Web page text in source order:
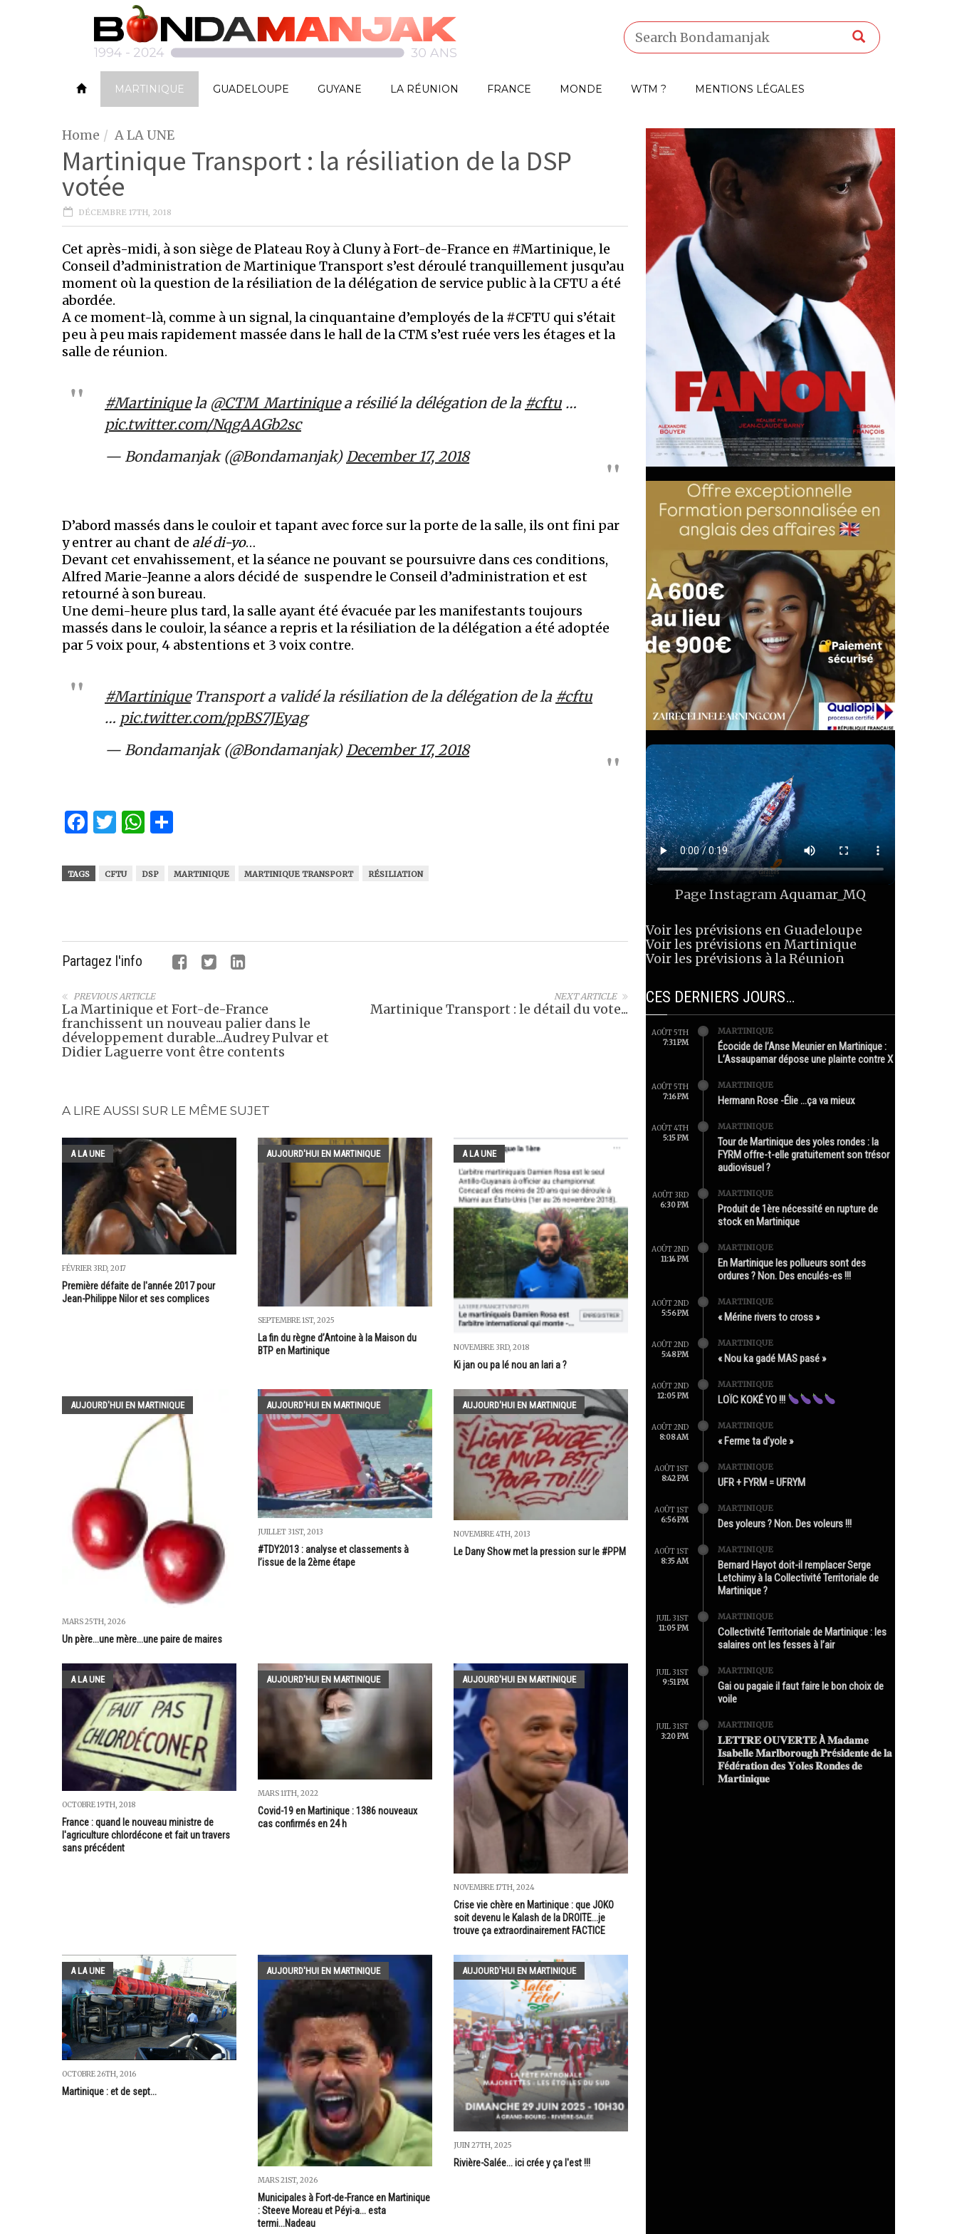
MARTINIQUE GUADELOUPE GUYANE LA RÉUNION FRANCE MONDE WTM ? MENTIONS LÉGALES
Home A LA UNE
Martinique Transport : la résiliation de la DSP
votée
DÉCEMBRE 17TH, 2018
Cet après-midi, à son siège de Plateau Roy à Cluny à Fort-de-France en #Martinique, le
Conseil d’administration de Martinique Transport s’est déroulé tranquillement jusqu’au
moment où la question de la résiliation de la délégation de service public à la CFTU a été
abordée.
A ce moment-là, comme à un signal, la cinquantaine d’employés de la #CFTU qui s’était
peu à peu mais rapidement massée dans le hall de la CTM s’est ruée vers les étages et la
salle de réunion.
#Martiniquela @CTM_Martiniquea résilié la délégation de la #cftu…
pic.twitter.com/NqgAAGb2sc
— Bondamanjak (@Bondamanjak) December 17, 2018
D’abord massés dans le couloir et tapant avec force sur la porte de la salle, ils ont fini par
y entrer au chant de alé di-yo…
Devant cet envahissement, et la séance ne pouvant se poursuivre dans ces conditions,
Alfred Marie-Jeanne a alors décidé de suspendre le Conseil d’administration et est
retourné à son bureau.
Une demi-heure plus tard, la salle ayant été évacuée par les manifestants toujours
massés dans le couloir, la séance a repris et la résiliation de la délégation a été adoptée
par 5 voix pour, 4 abstentions et 3 voix contre.
#MartiniqueTransport a validé la résiliation de la délégation de la #cftu
… pic.twitter.com/ppBS7JEyag
— Bondamanjak (@Bondamanjak) December 17, 2018
Facebook
Twitter
WhatsApp
TAGS CFTU DSP MARTINIQUE MARTINIQUE TRANSPORT RÉSILIATION
Partagez l'info
NEXT ARTICLE
Martinique Transport : le détail du vote...
PREVIOUS ARTICLE
La Martinique et Fort-de-France
franchissent un nouveau palier dans le
développement durable...Audrey Pulvar et
Didier Laguerre vont être contents
A LIRE AUSSI SUR LE MÊME SUJET
A LA UNE
FÉVRIER 3RD, 2017
Première défaite de l'année 2017 pour
Jean-Philippe Nilor et ses complices
AUJOURD'HUI EN MARTINIQUE
SEPTEMBRE 1ST, 2025
La fin du règne d’Antoine à la Maison du
BTP en Martinique
A LA UNE
NOVEMBRE 3RD, 2018
Ki jan ou pa lé nou an lari a ?
AUJOURD'HUI EN MARTINIQUE
MARS 25TH, 2026
Un père...une mère...une paire de maires
AUJOURD'HUI EN MARTINIQUE
JUILLET 31ST, 2013
#TDY2013 : analyse et classements à
l’issue de la 2ème étape
AUJOURD'HUI EN MARTINIQUE
NOVEMBRE 4TH, 2013
Le Dany Show met la pression sur le #PPM
A LA UNE
OCTOBRE 19TH, 2018
France : quand le nouveau ministre de
l'agriculture chlordécone et fait un travers
sans précédent
AUJOURD'HUI EN MARTINIQUE
MARS 11TH, 2022
Covid-19 en Martinique : 1386 nouveaux
cas confirmés en 24 h
AUJOURD'HUI EN MARTINIQUE
NOVEMBRE 17TH, 2024
Crise vie chère en Martinique : que JOKO
soit devenu le Kalash de la DROITE...je
trouve ça extraordinairement FACTICE
A LA UNE
OCTOBRE 26TH, 2016
Martinique : et de sept...
AUJOURD'HUI EN MARTINIQUE
MARS 21ST, 2026
Municipales à Fort-de-France en Martinique
: Steeve Moreau et Péyi-a... esta
termi...Nadeau
AUJOURD'HUI EN MARTINIQUE
JUIN 27TH, 2025
Rivière-Salée... ici crée y ça l'est !!!
Page InstagramAquamar_MQ
Voir les prévisions en Guadeloupe
Voir les prévisions en Martinique
Voir les prévisions à la Réunion
CES DERNIERS JOURS…
AOÛT 5TH
7:31 PM
MARTINIQUE
Écocide de l’Anse Meunier en Martinique :
L’Assaupamar dépose une plainte contre X
AOÛT 5TH
7:16 PM
MARTINIQUE
Hermann Rose -Élie …ça va mieux
AOÛT 4TH
5:15 PM
MARTINIQUE
Tour de Martinique des yoles rondes : la
FYRM offre-t-elle gratuitement son trésor
audiovisuel ?
AOÛT 3RD
6:30 PM
MARTINIQUE
Produit de 1ère nécessité en rupture de
stock en Martinique
AOÛT 2ND
11:14 PM
MARTINIQUE
En Martinique les pollueurs sont des
ordures ? Non. Des enculés-es !!!
AOÛT 2ND
5:56 PM
MARTINIQUE
« Mérine rivers to cross »
AOÛT 2ND
5:48 PM
MARTINIQUE
« Nou ka gadé MAS pasé »
AOÛT 2ND
12:05 PM
MARTINIQUE
LOÏC KOKÉ YO !!!
AOÛT 2ND
8:08 AM
MARTINIQUE
« Ferme ta d’yole »
AOÛT 1ST
8:42 PM
MARTINIQUE
UFR + FYRM = UFRYM
AOÛT 1ST
6:56 PM
MARTINIQUE
Des yoleurs ? Non. Des voleurs !!!
AOÛT 1ST
8:35 AM
MARTINIQUE
Bernard Hayot doit-il remplacer Serge
Letchimy à la Collectivité Territoriale de
Martinique ?
JUIL 31ST
11:05 PM
MARTINIQUE
Collectivité Territoriale de Martinique : les
salaires ont les fesses à l’air
JUIL 31ST
9:51 PM
MARTINIQUE
Gai ou pagaie il faut faire le bon choix de
voile
JUIL 31ST
3:20 PM
MARTINIQUE
𝐋𝐄𝐓𝐓𝐑𝐄 𝐎𝐔𝐕𝐄𝐑𝐓𝐄 À 𝐌𝐚𝐝𝐚𝐦𝐞
𝐈𝐬𝐚𝐛𝐞𝐥𝐥𝐞 𝐌𝐚𝐫𝐥𝐛𝐨𝐫𝐨𝐮𝐠𝐡 𝐏𝐫é𝐬𝐢𝐝𝐞𝐧𝐭𝐞 𝐝𝐞 𝐥𝐚
𝐅é𝐝é𝐫𝐚𝐭𝐢𝐨𝐧 𝐝𝐞𝐬 𝐘𝐨𝐥𝐞𝐬 𝐑𝐨𝐧𝐝𝐞𝐬 𝐝𝐞
𝐌𝐚𝐫𝐭𝐢𝐧𝐢𝐪𝐮𝐞